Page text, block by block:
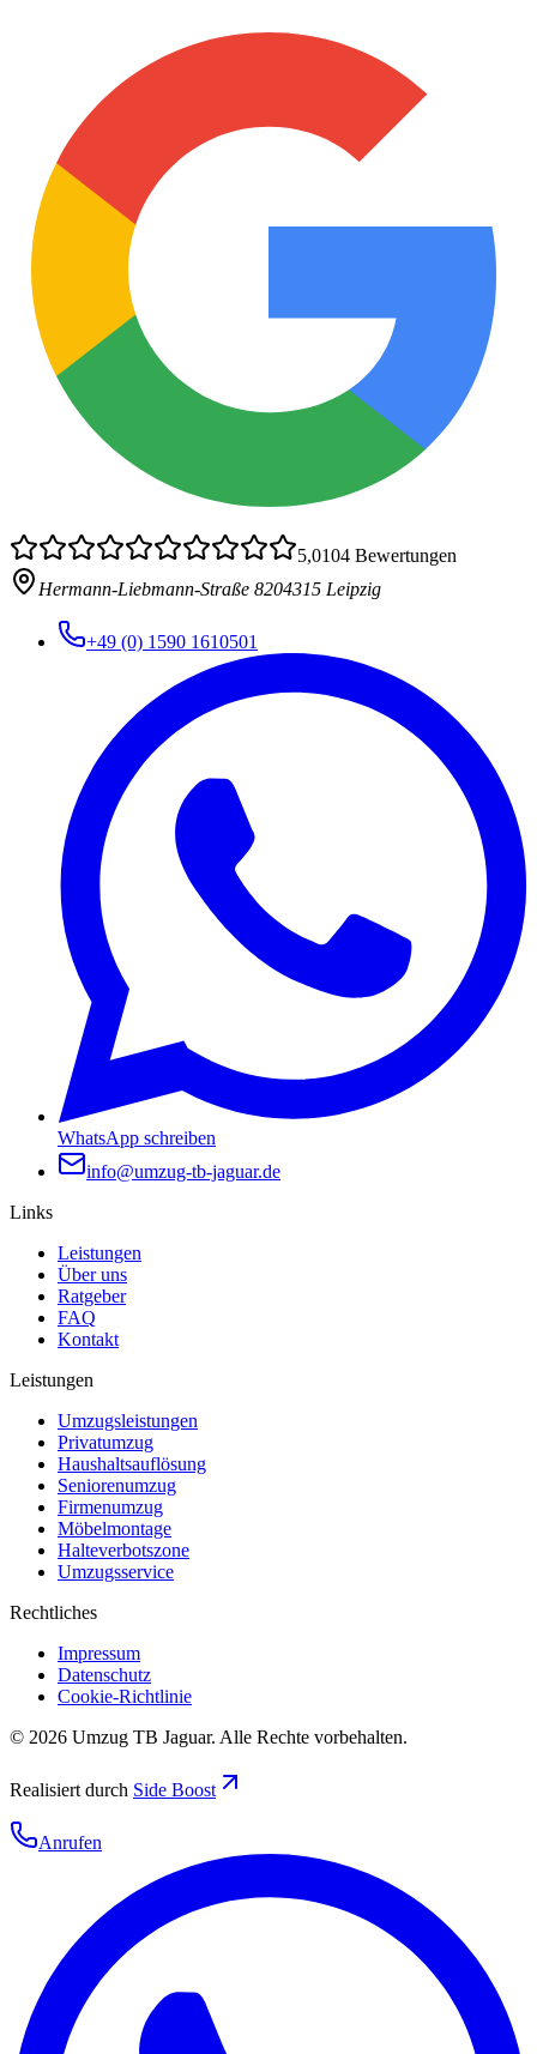
5,0104 Bewertungen
Hermann-Liebmann-Straße 8204315 Leipzig
+49 (0) 1590 1610501
WhatsApp schreiben
info@umzug-tb-jaguar.de
Links
Leistungen
Über uns
Ratgeber
FAQ
Kontakt
Leistungen
Umzugsleistungen
Privatumzug
Haushaltsauflösung
Seniorenumzug
Firmenumzug
Möbelmontage
Halteverbotszone
Umzugsservice
Rechtliches
Impressum
Datenschutz
Cookie-Richtlinie
© 2026 Umzug TB Jaguar. Alle Rechte vorbehalten.
Realisiert durch Side Boost
Anrufen